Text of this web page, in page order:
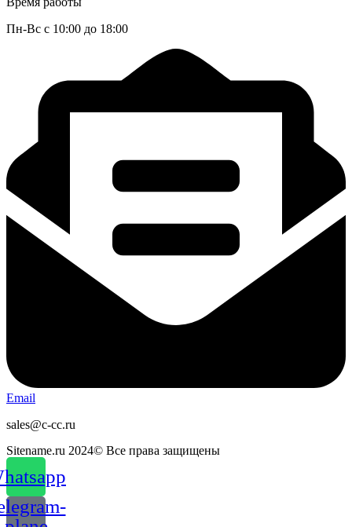
Пн-Вс с 10:00 до 18:00
Email
sales@c-cc.ru
Sitename.ru 2024© Все права защищены